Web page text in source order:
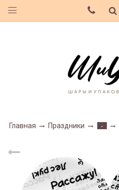
Главная Праздники -